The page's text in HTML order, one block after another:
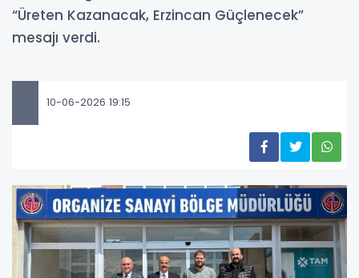
“Üreten Kazanacak, Erzincan Güçlenecek”
mesajı verdi.
10-06-2026 19:15